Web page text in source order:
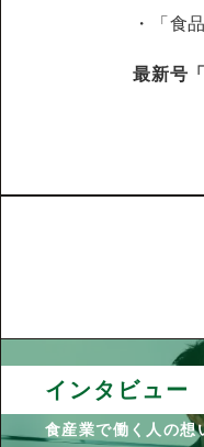
・「食
最新号
インタビュー
食産業で働く人の想